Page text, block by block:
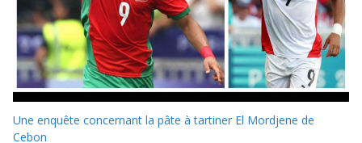
Une enquête concernant la pâte à tartiner El Mordjene de
Cebon